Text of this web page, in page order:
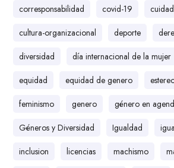
corresponsabilidad
covid-19
cultura-organizacional
deporte
diversidad
día internacional de la mujer
equidad
equidad de genero
feminismo
genero
género en
Géneros y Diversidad
Igualdad
inclusion
licencias machismo